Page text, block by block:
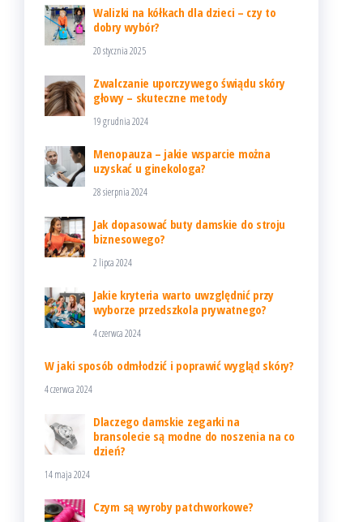
Walizki na kółkach dla dzieci – czy to
dobry wybór?
20 stycznia 2025
Zwalczanie uporczywego świądu skóry
głowy – skuteczne metody
19 grudnia 2024
Menopauza – jakie wsparcie można
uzyskać u ginekologa?
28 sierpnia 2024
Jak dopasować buty damskie do stroju
biznesowego?
2 lipca 2024
Jakie kryteria warto uwzględnić przy
wyborze przedszkola prywatnego?
4 czerwca 2024
W jaki sposób odmłodzić i poprawić wygląd skóry?
4 czerwca 2024
Dlaczego damskie zegarki na
bransolecie są modne do noszenia na co
dzień?
14 maja 2024
Czym są wyroby patchworkowe?